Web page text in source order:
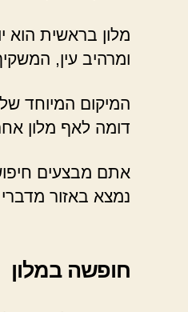
מלון בראשית הוא
ומרהיב עין,
המיקום המיוחד
דומה לאף מלון
אתם מבצעים
נמצא באזור
חופשה במלון